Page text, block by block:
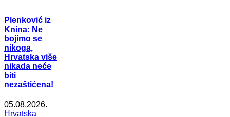
Plenković iz
Knina: Ne
bojimo se
nikoga,
Hrvatska više
nikada neće
biti
nezaštićena!
05.08.2026.
Hrvatska